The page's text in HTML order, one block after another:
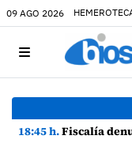
09 AGO 2026
18:45 h.Fiscalía denuncia a